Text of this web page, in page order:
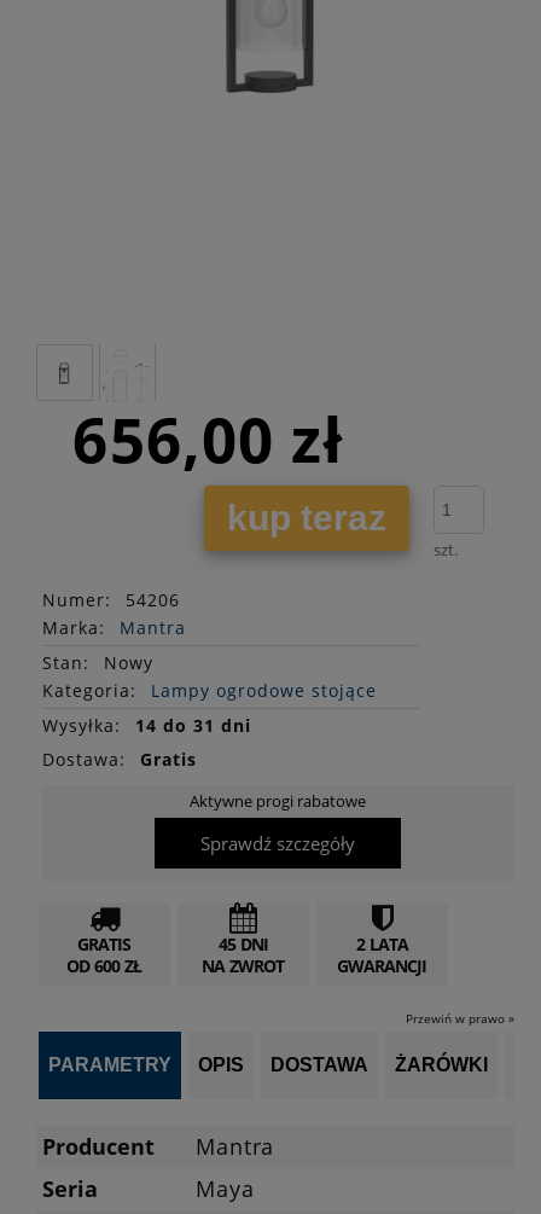
656,00 zł
kup teraz
szt.
Numer:
54206
Marka:
Mantra
Stan:
Nowy
Kategoria:
Lampy ogrodowe stojące
Wysyłka:
14 do 31 dni
Dostawa:
Gratis
Aktywne progi rabatowe
Sprawdź szczegóły
GRATIS
OD 600 ZŁ
45 DNI
NA ZWROT
2 LATA
GWARANCJI
Przewiń w prawo »
PARAMETRY OPIS DOSTAWA ŻARÓWKI
Producent
Mantra
Seria
Maya